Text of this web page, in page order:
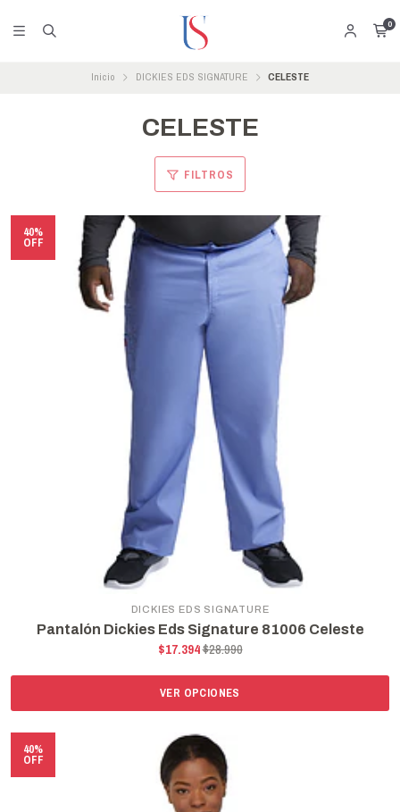
0
Inicio DICKIES EDS SIGNATURE CELESTE
CELESTE
FILTROS
40%
OFF
DICKIES EDS SIGNATURE
Pantalón Dickies Eds Signature 81006 Celeste
$17.394$28.990
VER OPCIONES
40%
OFF